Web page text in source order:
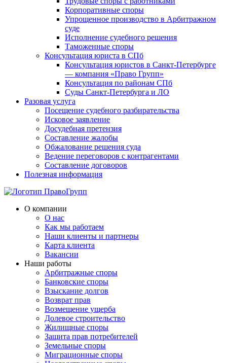
Корпоративные споры
Упрощенное производство в Арбитражном
суде
Исполнение судебного решения
Таможенные споры
Консультация юриста в СПб
Консультация юристов в Санкт-Петербурге
— компания «Право Групп»
Консультация по районам СПб
Суды Санкт-Петербурга и ЛО
Разовая услуга
Посещение судебного разбирательства
Исковое заявление
Досудебная претензия
Составление жалобы
Обжалование решения суда
Ведение переговоров с контрагентами
Составление договоров
Полезная информация
О компании
О нас
Как мы работаем
Наши клиенты и партнеры
Карта клиента
Вакансии
Наши работы
Арбитражные споры
Банковские споры
Взыскание долгов
Возврат прав
Возмещение ущерба
Долевое строительство
Жилищные споры
Защита прав потребителей
Земельные споры
Миграционные споры